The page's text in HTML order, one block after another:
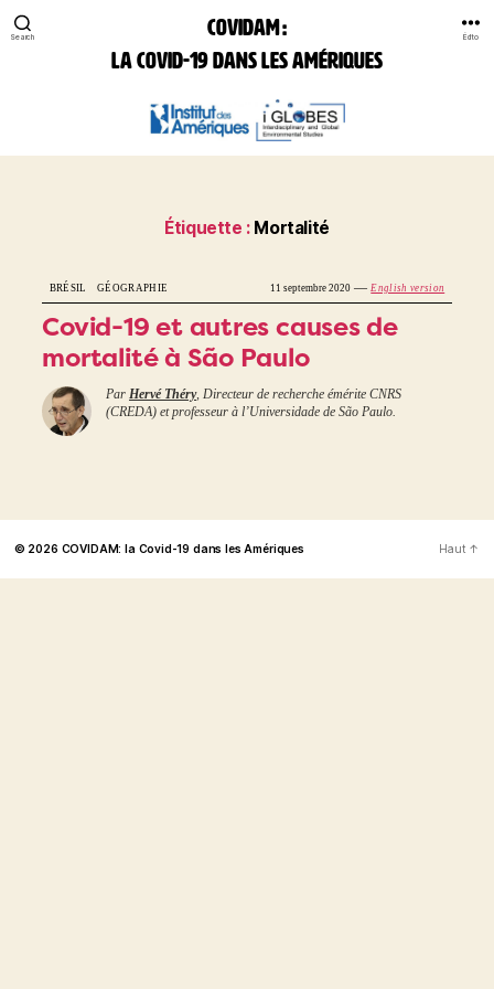
Search
COVIDAM :
la Covid-19 dans les Amériques
les
Édito
Étiquette :Mortalité
BRÉSIL GÉOGRAPHIE 11 septembre 2020 —English version
Covid-19 et autres causes de
mortalité à São Paulo
Par Hervé Théry, Directeur de recherche émérite CNRS
(CREDA) et professeur à l’Universidade de São Paulo.
© 2026 COVIDAM: la Covid-19 dans les Amériques Haut ↑